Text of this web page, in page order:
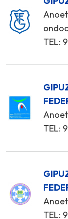
TEL:
TEL:
TEL: